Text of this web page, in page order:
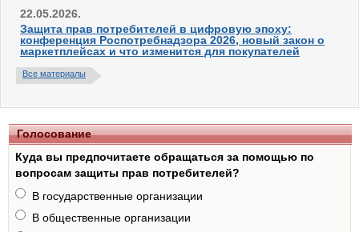
22.05.2026.
Защита прав потребителей в цифровую эпоху:
конференция Роспотребнадзора 2026, новый закон о
маркетплейсах и что изменится для покупателей
Все материалы
Голосование
Куда вы предпочитаете обращаться за помощью по
вопросам защиты прав потребителей?
В государственные организации
В общественные организации